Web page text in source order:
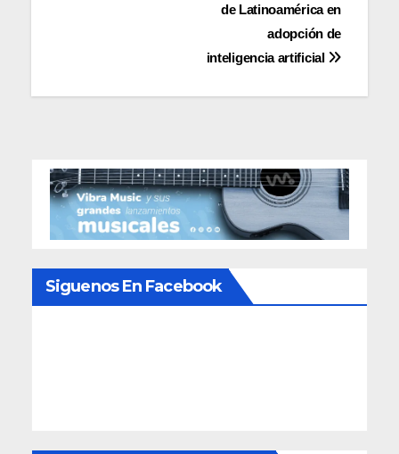
de Latinoamérica en
adopción de
inteligencia artificial
Siguenos En Facebook